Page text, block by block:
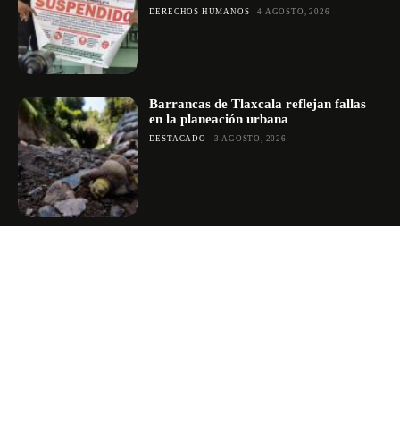
DERECHOS HUMANOS 4 AGOSTO, 2026
Barrancas de Tlaxcala reflejan fallas
en la planeación urbana
DESTACADO 3 AGOSTO, 2026